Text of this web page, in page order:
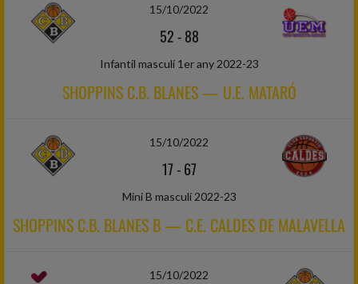
15/10/2022
52-88
Infantil masculí 1er any 2022-23
SHOPPINS C.B. BLANES — U.E. MATARÓ
15/10/2022
17-67
Mini B masculí 2022-23
SHOPPINS C.B. BLANES B — C.E. CALDES DE MALAVELLA
15/10/2022